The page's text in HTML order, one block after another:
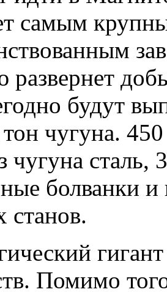
самым
развернет
будут
чугуна.
чугуна сталь,
болванки
станов.
Помимо